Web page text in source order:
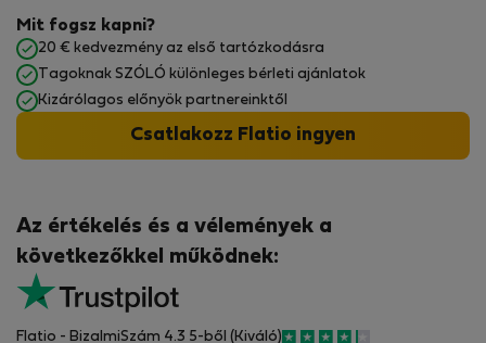
Az értékelés és a vélemények a
következőkkel működnek:
Flatio - BizalmiSzám 4.3 5-ből (Kiváló)
Mit fogsz kapni?
20 € kedvezmény az első tartózkodásra
Tagoknak SZÓLÓ különleges bérleti ajánlatok
Kizárólagos előnyök partnereinktől
Csatlakozz Flatio ingyen